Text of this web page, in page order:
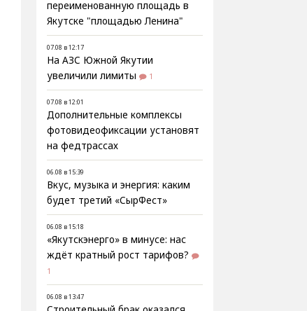
переименованную площадь в
Якутске "площадью Ленина"
07.08 в 12:17
На АЗС Южной Якутии
увеличили лимиты
1
07.08 в 12:01
Дополнительные комплексы
фотовидеофиксации установят
на федтрассах
06.08 в 15:39
Вкус, музыка и энергия: каким
будет третий «СырФест»
06.08 в 15:18
«Якутскэнерго» в минусе: нас
ждёт кратный рост тарифов?
1
06.08 в 13:47